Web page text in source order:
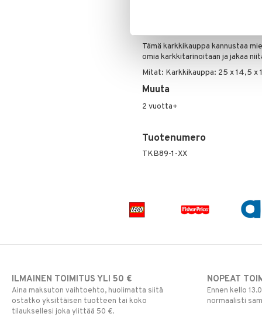
sertifioidusta puusta. Mukana
käsiliikkeitään, kun he leikkivät
Tämä karkkikauppa kannustaa
omia karkkitarinoitaan ja jakaa
Mitat: Karkkikauppa: 25 x 14,5 x
Muuta
2 vuotta+
Tuotenumero
TKB89-1-XX
ILMAINEN TOIMITUS YLI 50 €
Aina maksuton vaihtoehto, huolimatta siitä
ostatko yksittäisen tuotteen tai koko
tilauksellesi joka ylittää 50 €.
NOPEAT
Ennen kello
normaalisti